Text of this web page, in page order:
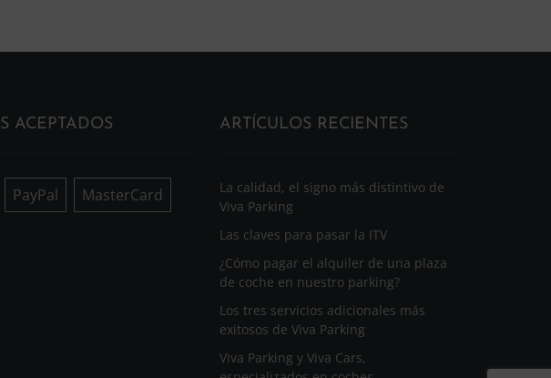
ACEPTADOS
PayPal MasterCard
ARTÍCULOS RECIENTES
La calidad, el signo más distintivo de
Viva Parking
Las claves para pasar la ITV
¿Cómo pagar el alquiler de una plaza
de coche en nuestro parking?
Los tres servicios adicionales más
exitosos de Viva Parking
Viva Parking y Viva Cars,